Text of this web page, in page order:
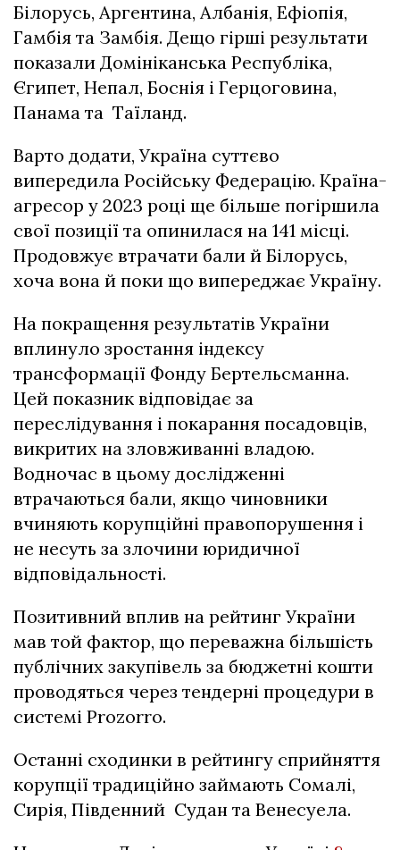
Білорусь, Аргентина, Албанія, Ефіопія,
Гамбія та Замбія. Дещо гірші результати
показали Домініканська Республіка,
Єгипет, Непал, Боснія і Герцоговина,
Панама та Таїланд.
Варто додати, Україна суттєво
випередила Російську Федерацію. Країна-
агресор у 2023 році ще більше погіршила
свої позиції та опинилася на 141 місці.
Продовжує втрачати бали й Білорусь,
хоча вона й поки що випереджає Україну.
На покращення результатів України
вплинуло зростання індексу
трансформації Фонду Бертельсманна.
Цей показник відповідає за
переслідування і покарання посадовців,
викритих на зловживанні владою.
Водночас в цьому дослідженні
втрачаються бали, якщо чиновники
вчиняють корупційні правопорушення і
не несуть за злочини юридичної
відповідальності.
Позитивний вплив на рейтинг України
мав той фактор, що переважна більшість
публічних закупівель за бюджетні кошти
проводяться через тендерні процедури в
системі Prozorro.
Останні сходинки в рейтингу сприйняття
корупції традиційно займають Сомалі,
Сирія, Південний Судан та Венесуела.